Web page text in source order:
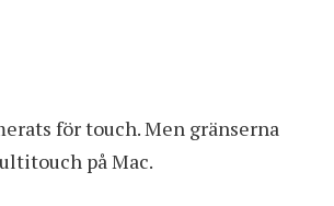
för touch. Men gränserna
på Mac.